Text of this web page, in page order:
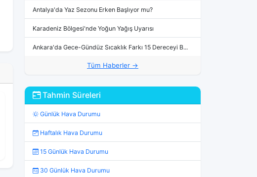
Antalya'da Yaz Sezonu Erken Başlıyor mu?
Karadeniz Bölgesi'nde Yoğun Yağış Uyarısı
Ankara'da Gece-Gündüz Sıcaklık Farkı 15 Dereceyi B...
Tüm Haberler →
Tahmin Süreleri
Günlük Hava Durumu
Haftalık Hava Durumu
15 Günlük Hava Durumu
30 Günlük Hava Durumu